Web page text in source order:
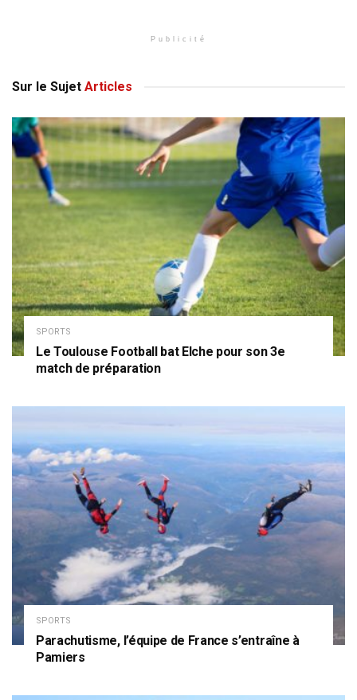
Publicité
Sur le Sujet Articles
SPORTS
Le Toulouse Football bat Elche pour son 3e
match de préparation
SPORTS
Parachutisme, l’équipe de France s’entraîne à
Pamiers